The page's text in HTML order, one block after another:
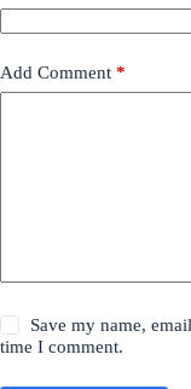
Add Comment *
Save my name,
time I comment.